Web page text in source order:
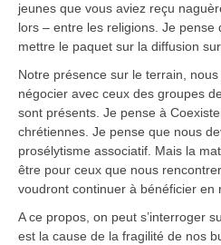
jeunes que vous aviez reçu
lors – entre les religions. Je pense
mettre le paquet sur la diffusion
Notre présence sur le terrain,
négocier avec ceux des groupes
sont présents. Je pense à
chrétiennes. Je pense que nous
prosélytisme associatif. Mais la
être pour ceux que nous
voudront continuer à bénéficier en
A ce propos, on peut s’interroger
est la cause de la fragilité de nos